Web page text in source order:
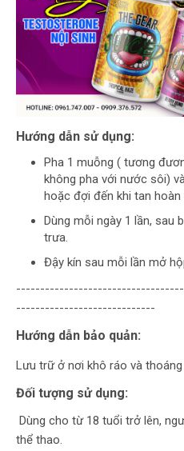
Hướng dẫn sử dụng:
Pha 1 muỗng ( tương
không pha với nước sôi)
hoặc đợi đến khi tan hoàn
Dùng mỗi ngày 1 lần, sau
trưa.
Đậy kín sau mỗi lần mở
-----------------------------
Hướng dẫn bảo quản:
Lưu trữ ở nơi khô ráo và
Đối tượng sử dụng:
Dùng cho từ 18 tuổi trở lên,
thể thao.